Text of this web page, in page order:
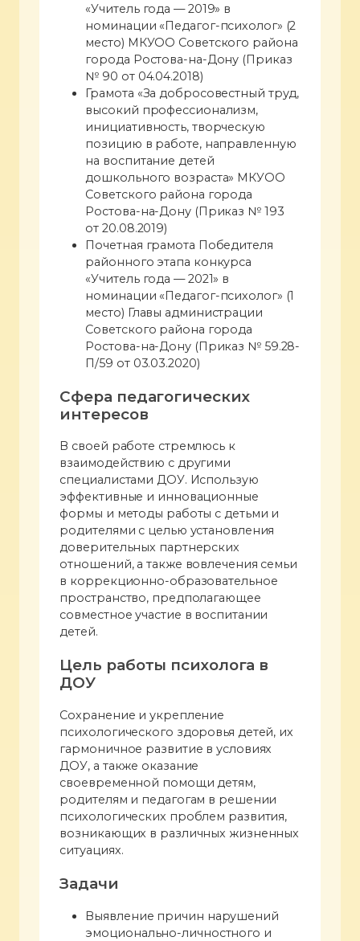
«Учитель года — 2019» в
номинации «Педагог-психолог» (2
место) МКУОО Советского района
города Ростова-на-Дону (Приказ
№ 90 от 04.04.2018)
Грамота «За добросовестный труд,
высокий профессионализм,
инициативность, творческую
позицию в работе, направленную
на воспитание детей
дошкольного возраста» МКУОО
Советского района города
Ростова-на-Дону (Приказ № 193
от 20.08.2019)
Почетная грамота Победителя
районного этапа конкурса
«Учитель года — 2021» в
номинации «Педагог-психолог» (1
место) Главы администрации
Советского района города
Ростова-на-Дону (Приказ № 59.28-
П/59 от 03.03.2020)
Сфера педагогических
интересов
В своей работе стремлюсь к
взаимодействию с другими
специалистами ДОУ. Использую
эффективные и инновационные
формы и методы работы с детьми и
родителями с целью установления
доверительных партнерских
отношений, а также вовлечения семьи
в коррекционно-образовательное
пространство, предполагающее
совместное участие в воспитании
детей.
Цель работы психолога в
ДОУ
Сохранение и укрепление
психологического здоровья детей, их
гармоничное развитие в условиях
ДОУ, а также оказание
своевременной помощи детям,
родителям и педагогам в решении
психологических проблем развития,
возникающих в различных жизненных
ситуациях.
Задачи
Выявление причин нарушений
эмоционально-личностного и